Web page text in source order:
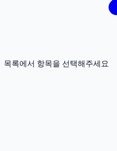
목록에서 항목을 선택해주세요